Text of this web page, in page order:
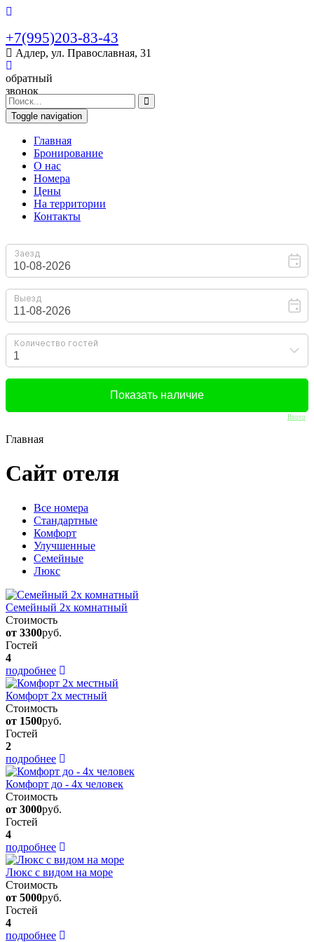
+7(995)203-83-43
Адлер, ул. Православная, 31
обратный
звонок
Toggle navigation
Главная
Бронирование
O нас
Номера
Цены
На территории
Контакты
Bnovo
Главная
Сайт отеля
Вcе номера
Стандартные
Комфорт
Улучшенные
Семейные
Люкс
Семейный 2х комнатный
Стоимость
от 3300руб.
Гостей
4
подробнее
Комфорт 2х местный
Стоимость
от 1500руб.
Гостей
2
подробнее
Комфорт до - 4х человек
Стоимость
от 3000руб.
Гостей
4
подробнее
Люкс с видом на море
Стоимость
от 5000руб.
Гостей
4
подробнее